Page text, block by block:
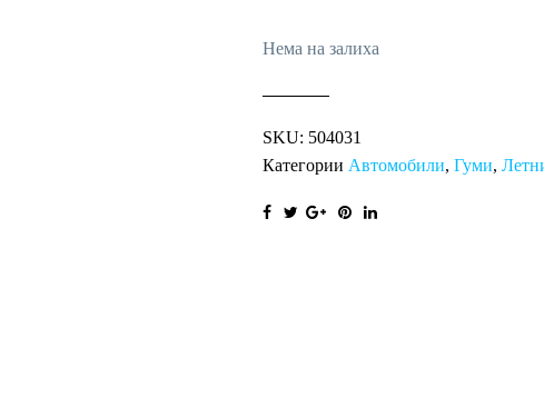
Нема на залиха
SKU: 504031
Категории Автомобили, Гуми,